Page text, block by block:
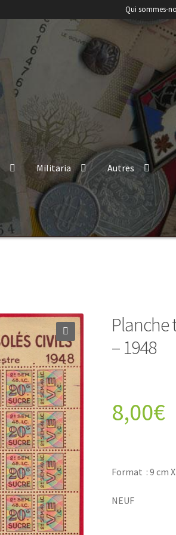
Qui sommes-
Militaria Autres
Planche
– 1948
8,00€
Format : 9 cm
NEUF